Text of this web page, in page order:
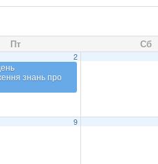
Пт Сб
2
знань про
9